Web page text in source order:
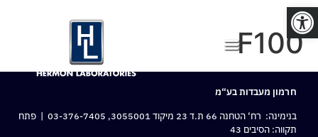
פתח סרגל נגישות
F100
חרמון מעבדות בע“מ
בנימינה: רח‘ הטחנה 66 ת.ד 23 מיקוד 3055001,
03-376-7405 | פתח
תקווה: הסיבים 43